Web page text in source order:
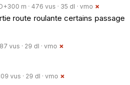
m · 476 vus · 35 dl · vmo
route roulante certains passage
vus · 29 dl · vmo
vus · 29 dl · vmo